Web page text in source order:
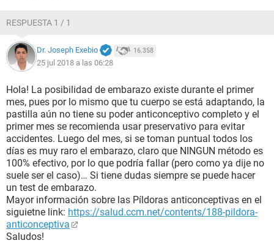
RESPUESTA 1 / 1
Dr. Joseph Exebio 16.358
25 jul 2018 a las 06:28
Hola! La posibilidad de embarazo existe durante el primer
mes, pues por lo mismo que tu cuerpo se está adaptando, la
pastilla aún no tiene su poder anticonceptivo completo y el
primer mes se recomienda usar preservativo para evitar
accidentes. Luego del mes, si se toman puntual todos los
días es muy raro el embarazo, claro que NINGUN método es
100% efectivo, por lo que podría fallar (pero como ya dije no
suele ser el caso)… Si tiene dudas siempre se puede hacer
un test de embarazo.
Mayor información sobre las Píldoras anticonceptivas en el
siguietne link: https://salud.ccm.net/contents/188-pildora-
anticonceptiva
Saludos!